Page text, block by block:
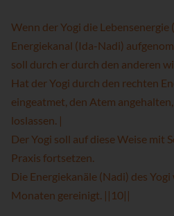
Wenn der Yogi die
Energiekanal (Ida-Nadi)
soll durch er durch den anderen
Hat der Yogi durch den rechten
eingeatmet, den Atem
loslassen. |
Der Yogi soll auf diese Weise mit
Praxis fortsetzen.
Die Energiekanäle (Nadi) des
Monaten gereinigt. ||10||